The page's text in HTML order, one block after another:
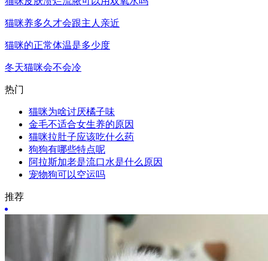
猫咪养多久才会跟主人亲近
猫咪的正常体温是多少度
冬天猫咪会不会冷
热门
猫咪为啥讨厌橘子味
金毛不适合女生养的原因
猫咪拉肚子应该吃什么药
狗狗有哪些特点呢
阿拉斯加老是流口水是什么原因
宠物狗可以空运吗
推荐